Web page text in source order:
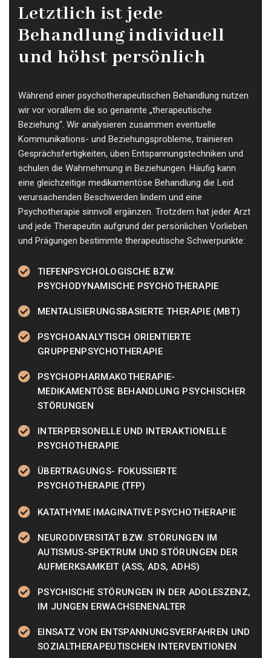
Letztlich ist jede
Behandlung individuell
und höhst persönlich
Während einer psychotherapeutischen Behandlung nutzen
wir vor vorallem die so genannte „therapeutische
Beziehung“. Wir analysieren zusammen eventuelle
Kommunikations- und Beziehungsprobleme, trainieren
Gesprächsfertigkeiten, üben Entspannungstechniken und
schulen die Wahrnehmung in Beziehungen. Häufig kann
eine gleichzeitige medikamentöse Behandlung die Leid
verursachenden Beschwerden lindern und eine
Psychotherapie sinnvoll ergänzen. Trotzdem hat jeder Arzt
und jede Therapeutin aufgrund der persönlichen Vorlieben
und Prägungen bestimmte therapeutische Schwerpunkte:
TIEFENPSYCHOLOGISCHE BZW.
PSYCHODYNAMISCHE PSYCHOTHERAPIE
MENTALISIERUNGSBASIERTE THERAPIE (MBT)
PSYCHOANALYTISCH ORIENTIERTE
GRUPPENPSYCHOTHERAPIE
PSYCHOPHARMAKOTHERAPIE-
MEDIKAMENTÖSE BEHANDLUNG PSYCHISCHER
STÖRUNGEN
INTERPERSONELLE UND INTERAKTIONELLE
PSYCHOTHERAPIE
ÜBERTRAGUNGS- FOKUSSIERTE
PSYCHOTHERAPIE (TFP)
KATATHYME IMAGINATIVE PSYCHOTHERAPIE
NEURODIVERSITÄT BZW. STÖRUNGEN IM
AUTISMUS-SPEKTRUM UND STÖRUNGEN DER
AUFMERKSAMKEIT (ASS, ADS, ADHS)
PSYCHISCHE STÖRUNGEN IN DER ADOLESZENZ,
IM JUNGEN ERWACHSENENALTER
EINSATZ VON ENTSPANNUNGSVERFAHREN UND
SOZIALTHERAPEUTISCHEN INTERVENTIONEN